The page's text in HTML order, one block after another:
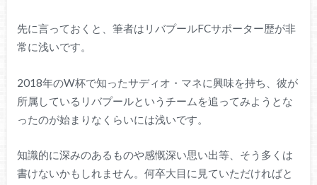
先に言っておくと、筆者はリバプールFCサポーター歴が非
常に浅いです。
2018年のW杯で知ったサディオ・マネに興味を持ち、彼が
所属しているリバプールというチームを追ってみようとな
ったのが始まりなくらいには浅いです。
知識的に深みのあるものや感慨深い思い出等、そう多くは
書けないかもしれません。何卒大目に見ていただければと